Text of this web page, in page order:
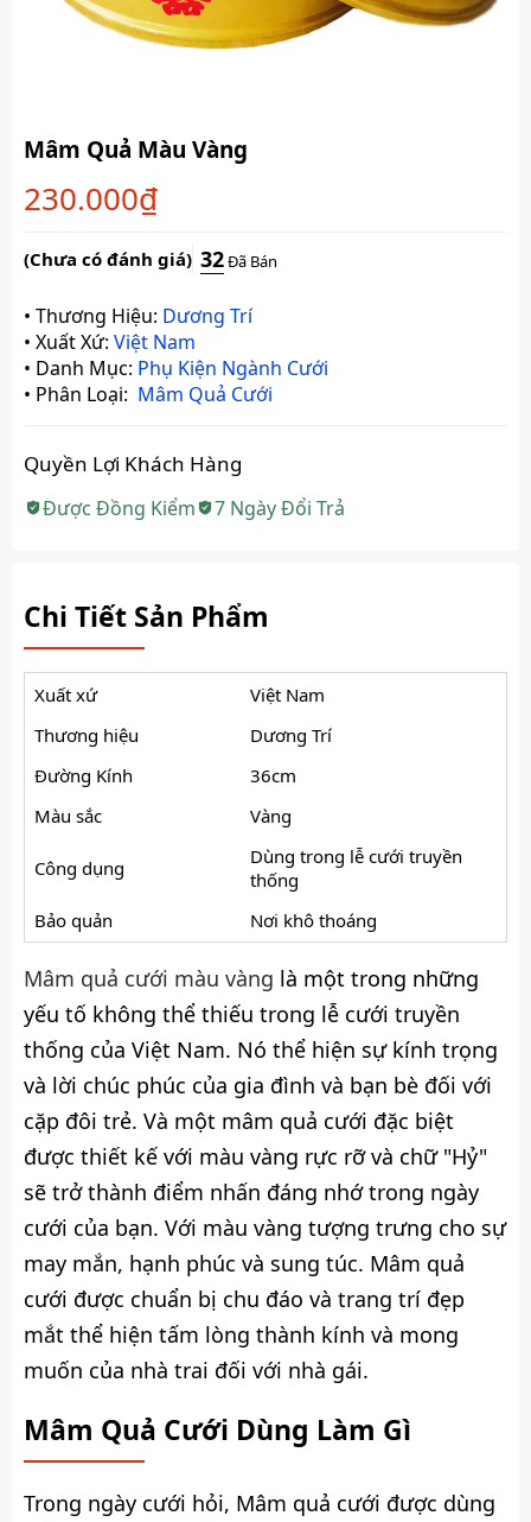
Mâm Quả Màu Vàng
(Chưa có đánh giá) 32Đã Bán
230.000₫
• Thương Hiệu: Dương Trí
• Xuất Xứ: Việt Nam
• Danh Mục: Phụ Kiện Ngành Cưới
• Phân Loại: Mâm Quả Cưới
Quyền Lợi Khách Hàng
Được Đồng Kiểm 7 Ngày Đổi Trả
Chi Tiết Sản Phẩm
Xuất xứ
Việt Nam
Thương hiệu
Dương Trí
Đường Kính
36cm
Màu sắc
Vàng
Công dụng
Dùng trong lễ cưới truyền
thống
Bảo quản
Nơi khô thoáng
Mâm quả cưới màu vàng là một trong những
yếu tố không thể thiếu trong lễ cưới truyền
thống của Việt Nam. Nó thể hiện sự kính trọng
và lời chúc phúc của gia đình và bạn bè đối với
cặp đôi trẻ. Và một mâm quả cưới đặc biệt
được thiết kế với màu vàng rực rỡ và chữ "Hỷ"
sẽ trở thành điểm nhấn đáng nhớ trong ngày
cưới của bạn. Với màu vàng tượng trưng cho sự
may mắn, hạnh phúc và sung túc. Mâm quả
cưới được chuẩn bị chu đáo và trang trí đẹp
mắt thể hiện tấm lòng thành kính và mong
muốn của nhà trai đối với nhà gái.
Mâm Quả Cưới Dùng Làm Gì
Trong ngày cưới hỏi, Mâm quả cưới được dùng